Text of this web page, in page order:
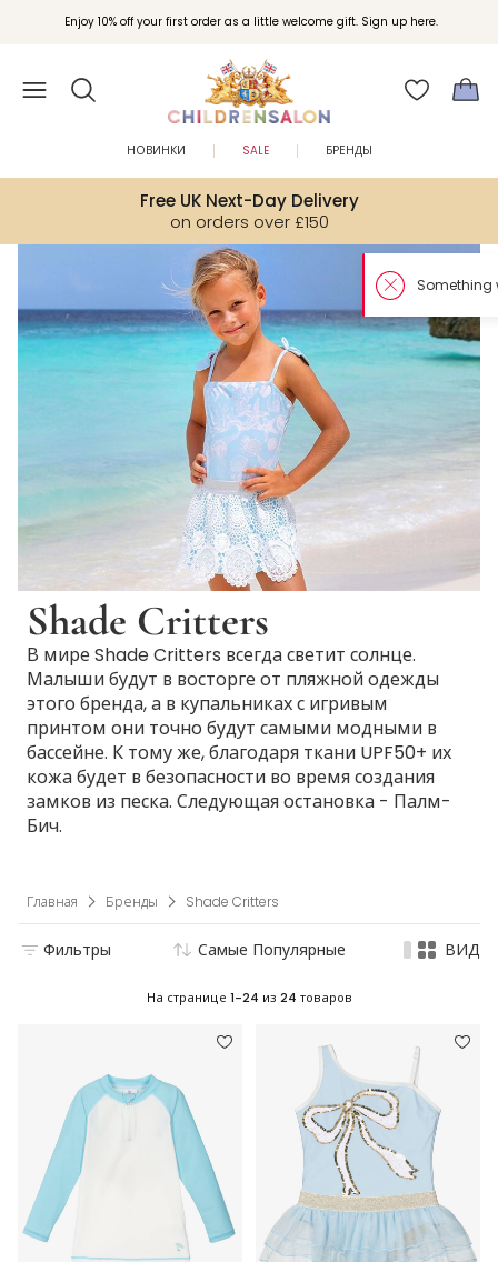
Enjoy 10% off your first order as a little welcome gift. Sign up here.
Free UK Next-Day Delivery
on orders over £150
НОВИНКИ SALE БРЕНДЫ
Shade Critters
В мире Shade Critters всегда светит солнце.
Малыши будут в восторге от пляжной одежды
этого бренда, а в купальниках с игривым
принтом они точно будут самыми модными в
бассейне. К тому же, благодаря ткани UPF50+ их
кожа будет в безопасности во время создания
замков из песка. Следующая остановка - Палм-
Бич.
Главная Бренды Shade Critters
Фильтры Самые Популярные ВИД
На странице 1-24 из 24 товаров